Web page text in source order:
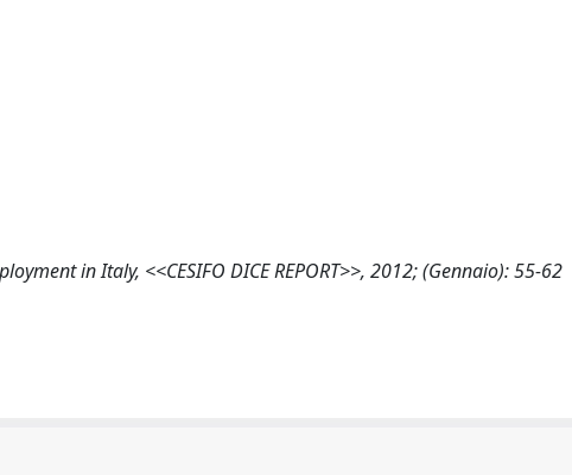
in Italy, <<CESIFO DICE REPORT>>, 2012; (Gennaio): 55-62